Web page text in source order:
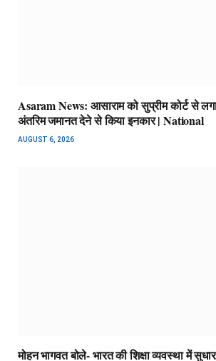
Asaram News: आसाराम को सुप्रीम कोर्ट से
अंतरिम जमानत देने से किया इनकार | National
AUGUST 6, 2026
मोहन भागवत बोले- भारत की शिक्षा व्यवस्था में